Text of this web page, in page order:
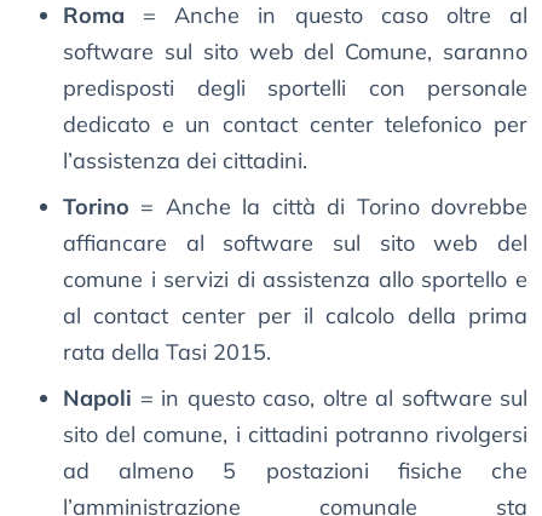
Roma = Anche in questo caso oltre al
software sul sito web del Comune, saranno
predisposti degli sportelli con personale
dedicato e un contact center telefonico per
l’assistenza dei cittadini.
Torino = Anche la città di Torino dovrebbe
affiancare al software sul sito web del
comune i servizi di assistenza allo sportello e
al contact center per il calcolo della prima
rata della Tasi 2015.
Napoli = in questo caso, oltre al software sul
sito del comune, i cittadini potranno rivolgersi
ad almeno 5 postazioni fisiche che
l’amministrazione comunale sta